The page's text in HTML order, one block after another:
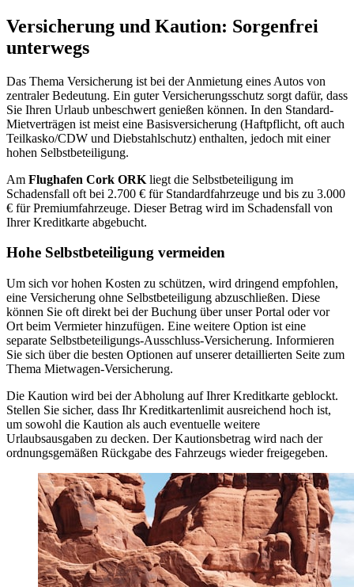
Versicherung und Kaution: Sorgenfrei
unterwegs
Das Thema Versicherung ist bei der Anmietung eines Autos von
zentraler Bedeutung. Ein guter Versicherungsschutz sorgt dafür, dass
Sie Ihren Urlaub unbeschwert genießen können. In den Standard-
Mietverträgen ist meist eine Basisversicherung (Haftpflicht, oft auch
Teilkasko/CDW und Diebstahlschutz) enthalten, jedoch mit einer
hohen Selbstbeteiligung.
Am Flughafen Cork ORK liegt die Selbstbeteiligung im
Schadensfall oft bei 2.700 € für Standardfahrzeuge und bis zu 3.000
€ für Premiumfahrzeuge. Dieser Betrag wird im Schadensfall von
Ihrer Kreditkarte abgebucht.
Hohe Selbstbeteiligung vermeiden
Um sich vor hohen Kosten zu schützen, wird dringend empfohlen,
eine Versicherung ohne Selbstbeteiligung abzuschließen. Diese
können Sie oft direkt bei der Buchung über unser Portal oder vor
Ort beim Vermieter hinzufügen. Eine weitere Option ist eine
separate Selbstbeteiligungs-Ausschluss-Versicherung. Informieren
Sie sich über die besten Optionen auf unserer detaillierten Seite zum
Thema Mietwagen-Versicherung.
Die Kaution wird bei der Abholung auf Ihrer Kreditkarte geblockt.
Stellen Sie sicher, dass Ihr Kreditkartenlimit ausreichend hoch ist,
um sowohl die Kaution als auch eventuelle weitere
Urlaubsausgaben zu decken. Der Kautionsbetrag wird nach der
ordnungsgemäßen Rückgabe des Fahrzeugs wieder freigegeben.